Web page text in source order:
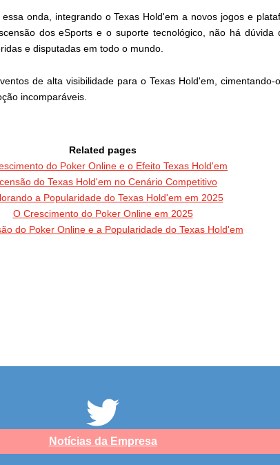
onda, integrando o Texas Hold'em a novos jogos e
dos eSports e o suporte tecnológico, não há dúvida
e disputadas em todo o mundo.
de alta visibilidade para o Texas Hold'em,
incomparáveis.
Related pages
do Poker Online e o Efeito Texas Hold'em
do Texas Hold'em no Cenário Competitivo
a Popularidade do Texas Hold'em em 2025
O Crescimento do Poker Online em 2025
do Poker Online e a Popularidade do Texas Hold'em
Notícias da Empresa